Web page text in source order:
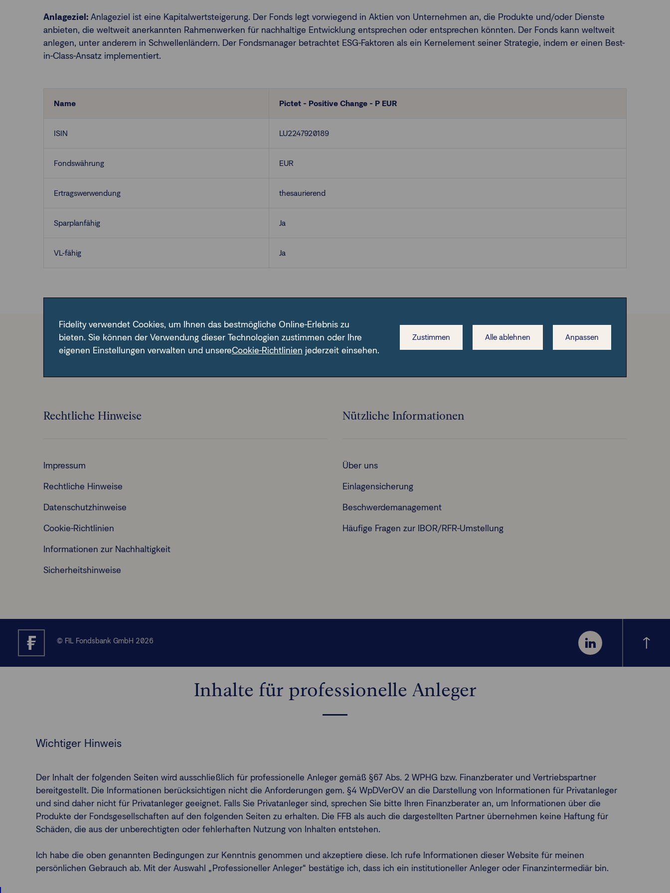
Anlageziel: Anlageziel ist eine Kapitalwertsteigerung. Der Fonds legt vorwiegend in Aktien von Unternehmen an, die Produkte und/oder Dienste
anbieten, die weltweit anerkannten Rahmenwerken für nachhaltige Entwicklung entsprechen oder entsprechen könnten. Der Fonds kann weltweit
anlegen, unter anderem in Schwellenländern. Der Fondsmanager betrachtet ESG-Faktoren als ein Kernelement seiner Strategie, indem er einen Best-
in-Class-Ansatz implementiert.
Name Pictet - Positive Change - P EUR
ISIN LU2247920189
Fondswährung EUR
Ertragswerwendung thesaurierend
Sparplanfähig Ja
VL-fähig Ja
Im Fondsfinder der FFB unter der angegebenen ISIN.
Rechtliche Hinweise
Impressum
Rechtliche Hinweise
Datenschutzhinweise
Cookie-Richtlinien
Informationen zur Nachhaltigkeit
Sicherheitshinweise
Nützliche Informationen
Über uns
Einlagensicherung
Beschwerdemanagement
Häufige Fragen zur IBOR/RFR-Umstellung
© FIL Fondsbank GmbH 2026
Inhalte für professionelle Anleger
Wichtiger Hinweis
Der Inhalt der folgenden Seiten wird ausschließlich für professionelle Anleger gemäß §67 Abs. 2 WPHG bzw. Finanzberater und Vertriebspartner
bereitgestellt. Die Informationen berücksichtigen nicht die Anforderungen gem. §4 WpDVerOV an die Darstellung von Informationen für Privatanleger
und sind daher nicht für Privatanleger geeignet. Falls Sie Privatanleger sind, sprechen Sie bitte Ihren Finanzberater an, um Informationen über die
Produkte der Fondsgesellschaften auf den folgenden Seiten zu erhalten. Die FFB als auch die dargestellten Partner übernehmen keine Haftung für
Schäden, die aus der unberechtigten oder fehlerhaften Nutzung von Inhalten entstehen.
Ich habe die oben genannten Bedingungen zur Kenntnis genommen und akzeptiere diese. Ich rufe Informationen dieser Website für meinen
persönlichen Gebrauch ab. Mit der Auswahl „Professioneller Anleger“ bestätige ich, dass ich ein institutioneller Anleger oder Finanzintermediär bin.
Fidelity verwendet Cookies, um Ihnen das bestmögliche Online-Erlebnis zu
bieten. Sie können der Verwendung dieser Technologien zustimmen oder Ihre
eigenen Einstellungen verwalten und unsereCookie-Richtlinien jederzeit einsehen.
Zustimmen Alle ablehnen Anpassen